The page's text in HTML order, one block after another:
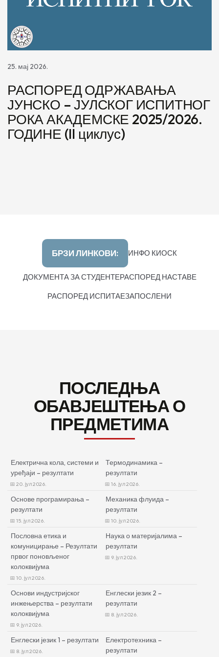
25. мај 2026.
РАСПОРЕД ОДРЖАВАЊА
ЈУНСКО – ЈУЛСКОГ ИСПИТНОГ
РОКА АКАДЕМСКЕ 2025/2026.
ГОДИНЕ (II циклус)
БРЗИ ЛИНКОВИ: ИНФО КИОСК
ДОКУМЕНТА ЗА СТУДЕНТЕРАСПОРЕД НАСТАВЕ
РАСПОРЕД ИСПИТАЕЗАПОСЛЕНИ
ПОСЛЕДЊА
ОБАВЈЕШТЕЊА О
ПРЕДМЕТИМА
Електрична кола, системи и
уређаји – резултати
20. јул 2026.
Термодинамика –
резултати
16. јул 2026.
Основе програмирања –
резултати
15. јул 2026.
Механика флуида –
резултати
10. јул 2026.
Пословна етика и
комуницирање – Резултати
првог поновљеног
колоквијума
10. јул 2026.
Наука о материјалима –
резултати
9. јул 2026.
Основи индустријског
инжењерства – резултати
колоквијума
9. јул 2026.
Енглески језик 2 –
резултати
8. јул 2026.
Енглески језик 1 – резултати
8. јул 2026.
Електротехника –
резултати